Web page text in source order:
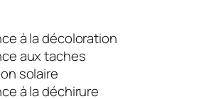
à la décoloration
aux taches
solaire
à la déchirure